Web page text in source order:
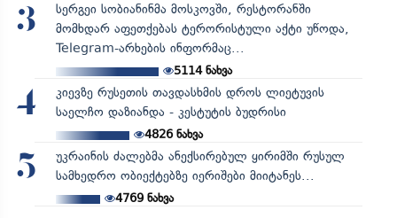
3
სერგეი სობიანინმა მოსკოვში, რესტორანში
მომხდარ აფეთქებას ტერორისტული აქტი უწოდა,
Telegram-არხების ინფორმაც...
5114ნახვა
4
კიევზე რუსეთის თავდასხმის დროს ლიეტუვის
საელჩო დაზიანდა - კესტუტის ბუდრისი
4826ნახვა
5
უკრაინის ძალებმა ანექსირებულ ყირიმში რუსულ
სამხედრო ობიექტებზე იერიშები მიიტანეს...
4769ნახვა